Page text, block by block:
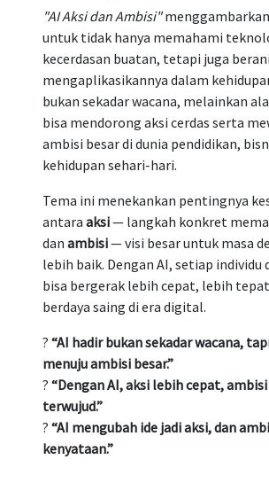
"AI Aksi dan Ambisi"
untuk tidak hanya memahami
kecerdasan buatan, tetapi juga berani
mengaplikasikannya dalam
bukan sekadar wacana, melainkan
bisa mendorong aksi cerdas serta
ambisi besar di dunia pendidikan,
kehidupan sehari-hari.
Tema ini menekankan pentingnya
antara aksi— langkah konkret
dan ambisi— visi besar untuk masa
lebih baik. Dengan AI, setiap individu
bisa bergerak lebih cepat, lebih
berdaya saing di era digital.
? “AI hadir bukan sekadar wacana,
menuju ambisi besar.”
? “Dengan AI, aksi lebih cepat,
terwujud.”
? “AI mengubah ide jadi aksi, dan
kenyataan.”